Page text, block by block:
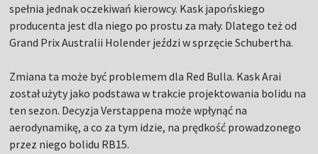
spełnia jednak oczekiwań kierowcy. Kask japońskiego
producenta jest dla niego po prostu za mały. Dlatego też od
Grand Prix Australii Holender jeździ w sprzęcie Schubertha.
Zmiana ta może być problemem dla Red Bulla. Kask Arai
został użyty jako podstawa w trakcie projektowania bolidu na
ten sezon. Decyzja Verstappena może wpłynąć na
aerodynamikę, a co za tym idzie, na prędkość prowadzonego
przez niego bolidu RB15.